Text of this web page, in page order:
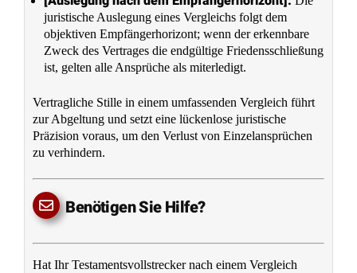
juristische Auslegung eines Vergleichs folgt dem
objektiven Empfängerhorizont; wenn der erkennbare
Zweck des Vertrages die endgültige Friedensschließung
ist, gelten alle Ansprüche als miterledigt.
Vertragliche Stille in einem umfassenden Vergleich führt
zur Abgeltung und setzt eine lückenlose juristische
Präzision voraus, um den Verlust von Einzelansprüchen
zu verhindern.
Benötigen Sie Hilfe?
Hat Ihr Testamentsvollstrecker nach einem Vergleich